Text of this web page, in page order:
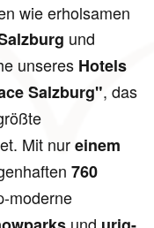
wie erholsamen
und
unseres Hotels
Salzburg", das
Mit nureinem
760
moderne